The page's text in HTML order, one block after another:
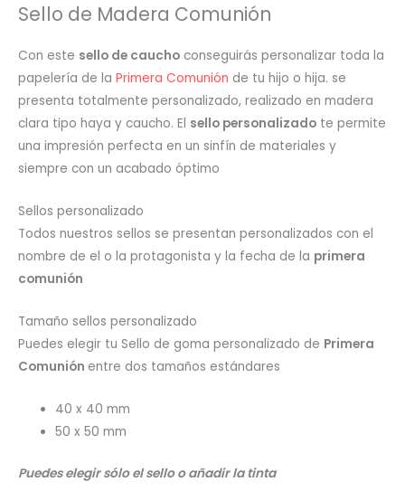
Sello de Madera Comunión
Con este sello de caucho conseguirás personalizar toda la
papelería de la Primera Comunión de tu hijo o hija. se
presenta totalmente personalizado, realizado en madera
clara tipo haya y caucho. El sello personalizado te permite
una impresión perfecta en un sinfín de materiales y
siempre con un acabado óptimo
Sellos personalizado
Todos nuestros sellos se presentan personalizados con el
nombre de el o la protagonista y la fecha de la primera
comunión
Tamaño sellos personalizado
Puedes elegir tu Sello de goma personalizado de Primera
Comunión entre dos tamaños estándares
40 x 40 mm
50 x 50 mm
Puedes elegir sólo el sello o añadir la tinta